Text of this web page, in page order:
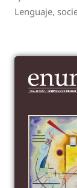
Lenguaje,